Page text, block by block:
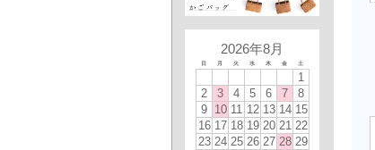
2026年8月
日 月 火 水 木 金 土
1
2
3 4 5 6 7
8
9 10 11 12 13 14 15
16 17 18 19 20 21 22
23 24 25 26 27 28 29